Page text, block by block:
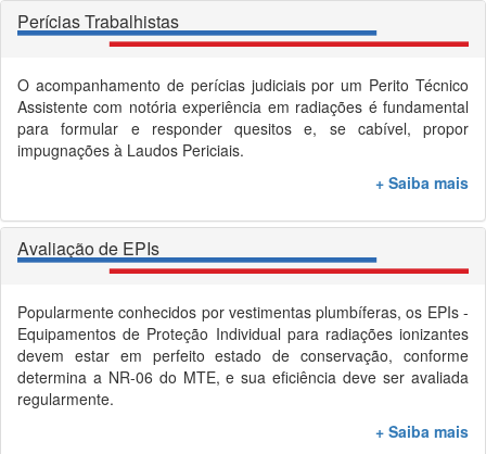
Perícias Trabalhistas
O acompanhamento de perícias judiciais por um Perito Técnico
Assistente com notória experiência em radiações é fundamental
para formular e responder quesitos e, se cabível, propor
impugnações à Laudos Periciais.
+ Saiba mais
Avaliação de EPIs
Popularmente conhecidos por vestimentas plumbíferas, os EPIs -
Equipamentos de Proteção Individual para radiações ionizantes
devem estar em perfeito estado de conservação, conforme
determina a NR-06 do MTE, e sua eficiência deve ser avaliada
regularmente.
+ Saiba mais